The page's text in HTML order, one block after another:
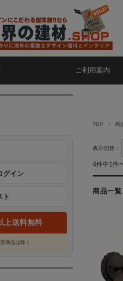
ご利用案内
TOP 商
表示切替：
4件中1件
商品一覧
グイン
ト
上送料無料
商品は除く